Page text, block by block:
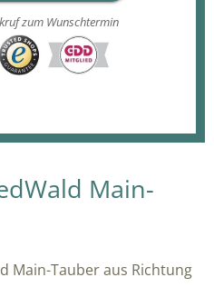
zum Wunschtermin
Main-
Main-Tauber aus Richtung